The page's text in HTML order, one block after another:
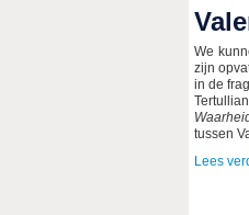
We
zijn
in de
tussen
Lees